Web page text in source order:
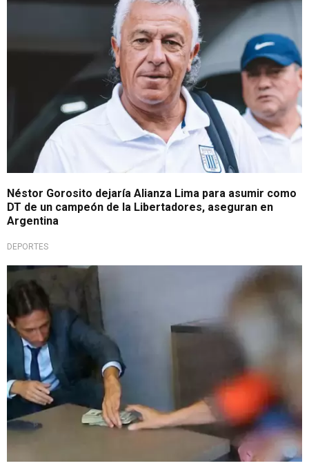
Néstor Gorosito dejaría Alianza Lima para asumir como
DT de un campeón de la Libertadores, aseguran en
Argentina
DEPORTES